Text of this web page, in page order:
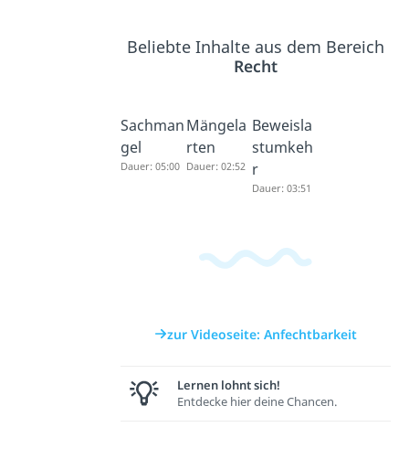
Beliebte Inhalte aus dem Bereich
Recht
Sachman
gel
Dauer: 05:00
Mängela
rten
Dauer: 02:52
Beweisla
stumkeh
r
Dauer: 03:51
zur Videoseite: Anfechtbarkeit
Lernen lohnt sich!
Entdecke hier deine Chancen.